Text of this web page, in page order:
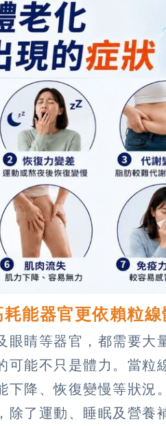
能器官更依賴粒線
眼睛等器官，都需要大
可能不只是體力。當粒
下降、恢復變慢等狀況
除了運動、睡眠及營養